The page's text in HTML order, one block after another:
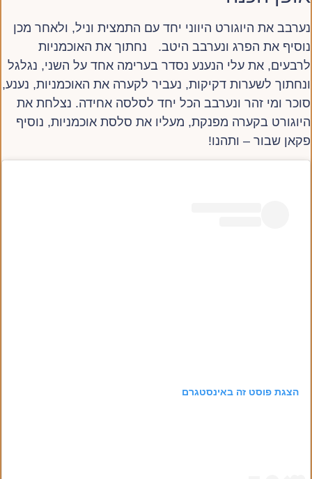
נערבב את היוגורט היווני יחד עם התמצית וניל, ולאחר מכן
נוסיף את הפרג ונערבב היטב. נחתוך את האוכמניות
לרבעים, את עלי הנענע נסדר בערימה אחד על השני, נגלגל
ונחתוך לשערות דקיקות, נעביר לקערה את האוכמניות, נענע,
סוכר ומי זהר ונערבב הכל יחד לסלסה אחידה. נצלחת את
היוגורט בקערה מפנקת, מעליו את סלסת אוכמניות, נוסיף
פקאן שבור – ותהנו!
הצגת פוסט זה באינסטגרם